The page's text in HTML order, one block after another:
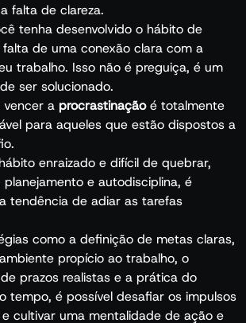
falta de clareza.
tenha desenvolvido o hábito de
de uma conexão clara com a
trabalho. Isso não é preguiça, é um
ser solucionado.
vencer a procrastinaçãoé totalmente
para aqueles que estão dispostos a
enraizado e difícil de quebrar,
e autodisciplina, é
tendência de adiar as tarefas
como a definição de metas claras,
propício ao trabalho, o
prazos realistas e a prática do
tempo, é possível desafiar os impulsos
cultivar uma mentalidade de ação e